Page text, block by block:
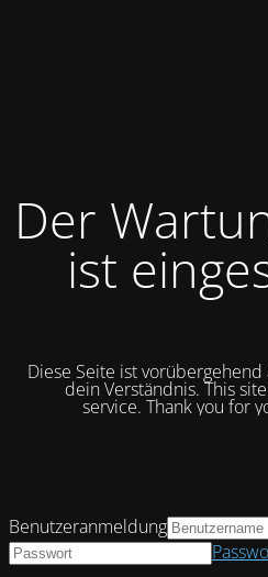
Der
ist
Diese Seite ist
dein Verständnis. This
service. Thank you for
Benutzeranmeldung